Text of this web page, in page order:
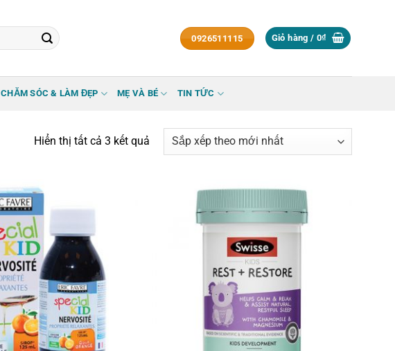
0926511115 Giỏ hàng / 0₫
CHĂM SÓC & LÀM ĐẸP MẸ VÀ BÉ TIN TỨC
Hiển thị tất cả 3 kết quảĐã
sắp